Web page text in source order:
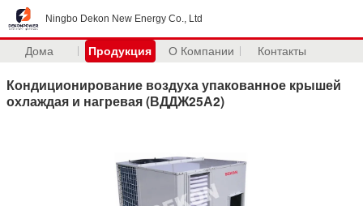
Ningbo Dekon New Energy Co., Ltd
Дома Продукция О Компании Контакты
Кондиционирование воздуха упакованное крышей
охлаждая и нагревая (ВДДЖ25А2)